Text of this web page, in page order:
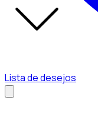
Lista de desejos